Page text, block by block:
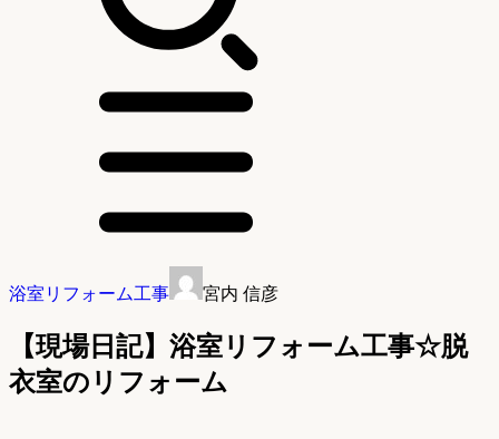
浴室リフォーム工事 宮内 信彦
【現場日記】浴室リフォーム工事☆脱
衣室のリフォーム